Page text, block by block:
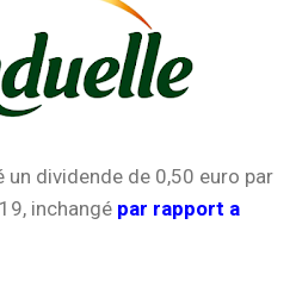
un dividende de 0,50 euro par
inchangé par rapport a